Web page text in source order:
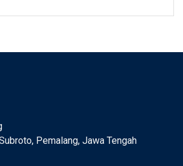
Pemalang, Jawa Tengah